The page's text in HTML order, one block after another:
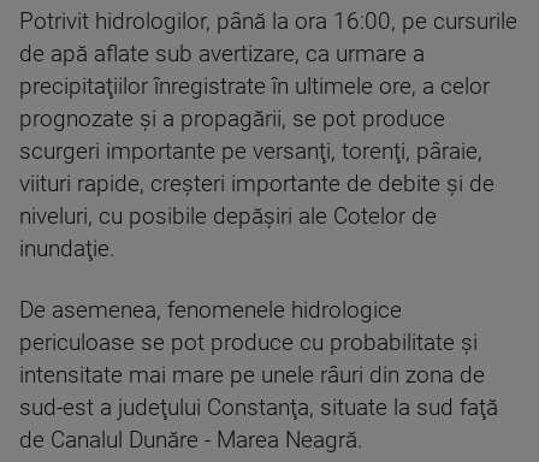
Potrivit hidrologilor, până la ora 16:00, pe cursurile
de apă aflate sub avertizare, ca urmare a
precipitaţiilor înregistrate în ultimele ore, a celor
prognozate şi a propagării, se pot produce
scurgeri importante pe versanţi, torenţi, pâraie,
viituri rapide, creşteri importante de debite şi de
niveluri, cu posibile depăşiri ale Cotelor de
inundaţie.
De asemenea, fenomenele hidrologice
periculoase se pot produce cu probabilitate şi
intensitate mai mare pe unele râuri din zona de
sud-est a judeţului Constanţa, situate la sud faţă
de Canalul Dunăre - Marea Neagră.